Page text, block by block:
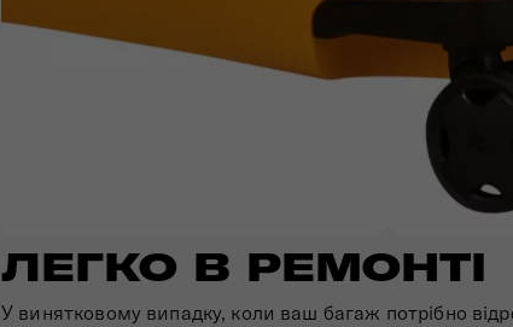
ЛЕГКО В РЕМОНТІ
У винятковому випадку, коли ваш багаж потрібно